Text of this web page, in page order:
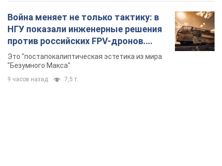
Война меняет не только тактику: в
НГУ показали инженерные решения
против российских FPV-дронов.
Фото
Это "постапокалиптическая эстетика из мира
"Безумного Макса"
9 часов назад 7,5 т.